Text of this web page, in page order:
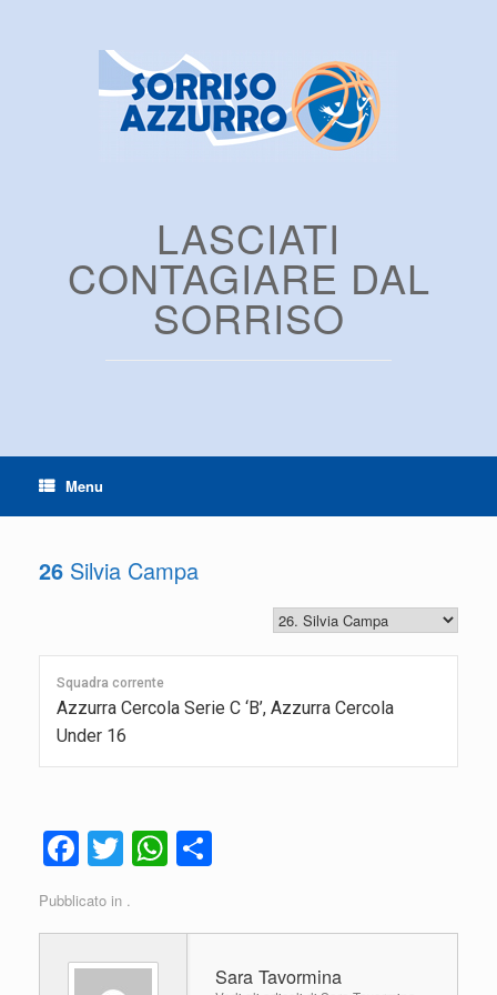
LASCIATI
CONTAGIARE DAL
SORRISO
Menu
26 Silvia Campa
Squadra corrente
Azzurra Cercola Serie C ‘B’, Azzurra Cercola
Under 16
F
a
c
e
T
wi
tt
er
W
h
at n
Pubblicato in .
Sara Tavormina